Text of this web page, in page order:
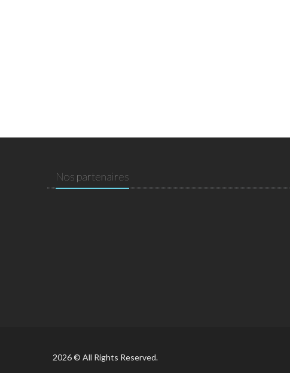
Nos partenaires
2026 © All Rights Reserved.